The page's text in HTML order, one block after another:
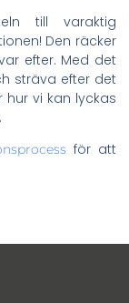
till varaktig
Den räcker
efter. Med det
sträva efter det
vi kan lyckas
för att